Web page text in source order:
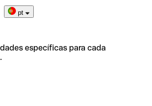
pt
específicas para cada